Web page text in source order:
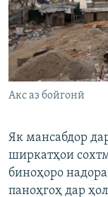
Акс аз бойгонӣ
Як мансабдор
ширкатҳои
биноҳоро
паноҳгоҳ дар